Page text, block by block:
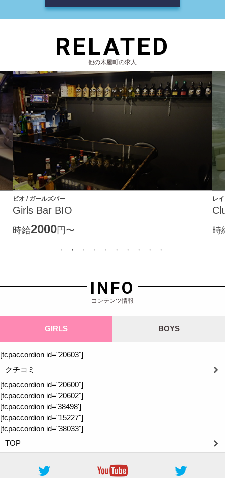
RELATED
他の木屋町の求人
ビオ / ガールズバー
Girls Bar BIO
時給2000円〜
レ
時
INFO
コンテンツ情報
GIRLS BOYS
[tcpaccordion id="20603"]
クチコミ
[tcpaccordion id="20600"]
[tcpaccordion id="20602"]
[tcpaccordion id='38498']
[tcpaccordion id="15227"]
[tcpaccordion id="38033"]
TOP